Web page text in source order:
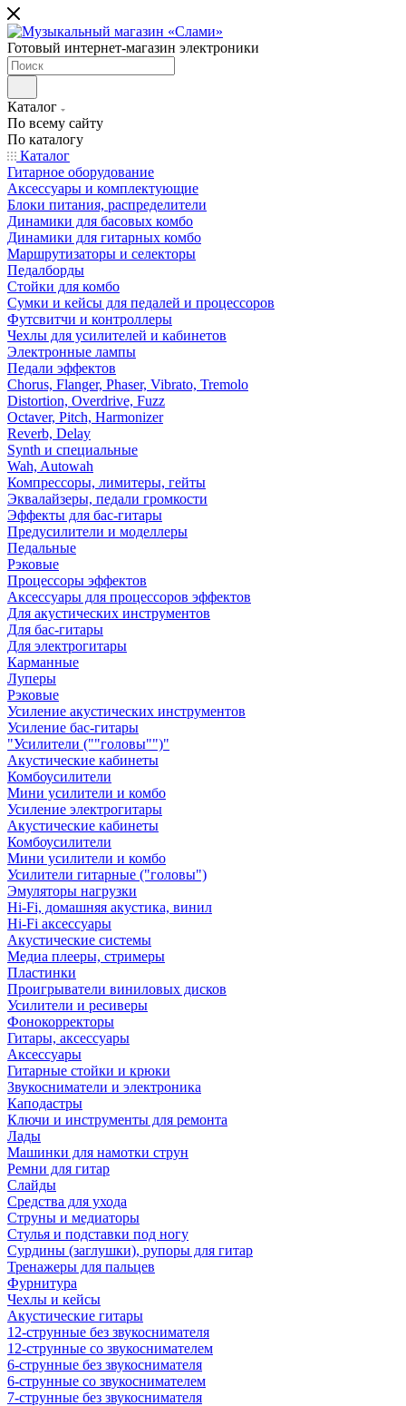
Готовый интернет-магазин электроники
Каталог
По всему сайту
По каталогу
Каталог
Гитарное оборудование
Аксессуары и комплектующие
Блоки питания, распределители
Динамики для басовых комбо
Динамики для гитарных комбо
Маршрутизаторы и селекторы
Педалборды
Стойки для комбо
Сумки и кейсы для педалей и процессоров
Футсвитчи и контроллеры
Чехлы для усилителей и кабинетов
Электронные лампы
Педали эффектов
Chorus, Flanger, Phaser, Vibrato, Tremolo
Distortion, Overdrive, Fuzz
Octaver, Pitch, Harmonizer
Reverb, Delay
Synth и специальные
Wah, Autowah
Компрессоры, лимитеры, гейты
Эквалайзеры, педали громкости
Эффекты для бас-гитары
Предусилители и моделлеры
Педальные
Рэковые
Процессоры эффектов
Аксессуары для процессоров эффектов
Для акустических инструментов
Для бас-гитары
Для электрогитары
Карманные
Луперы
Рэковые
Усиление акустических инструментов
Усиление бас-гитары
"Усилители (""головы"")"
Акустические кабинеты
Комбоусилители
Мини усилители и комбо
Усиление электрогитары
Акустические кабинеты
Комбоусилители
Мини усилители и комбо
Усилители гитарные ("головы")
Эмуляторы нагрузки
Hi-Fi, домашняя акустика, винил
Hi-Fi аксессуары
Акустические системы
Медиа плееры, стримеры
Пластинки
Проигрыватели виниловых дисков
Усилители и ресиверы
Фонокорректоры
Гитары, аксессуары
Аксессуары
Гитарные стойки и крюки
Звукосниматели и электроника
Каподастры
Ключи и инструменты для ремонта
Лады
Машинки для намотки струн
Ремни для гитар
Слайды
Средства для ухода
Струны и медиаторы
Стулья и подставки под ногу
Сурдины (заглушки), рупоры для гитар
Тренажеры для пальцев
Фурнитура
Чехлы и кейсы
Акустические гитары
12-струнные без звукоснимателя
12-струнные со звукоснимателем
6-струнные без звукоснимателя
6-струнные со звукоснимателем
7-струнные без звукоснимателя